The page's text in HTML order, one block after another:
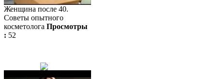
Женщина после 40.
Советы опытного
косметолога Просмотры
: 52